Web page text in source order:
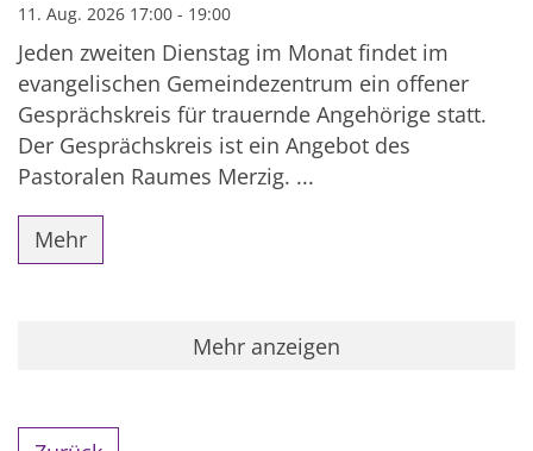
11. Aug. 2026 17:00 - 19:00
Jeden zweiten Dienstag im Monat findet im
evangelischen Gemeindezentrum ein offener
Gesprächskreis für trauernde Angehörige statt.
Der Gesprächskreis ist ein Angebot des
Pastoralen Raumes Merzig. ...
Mehr
Mehr anzeigen